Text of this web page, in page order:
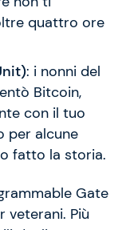
quattro ore
: i nonni del
Bitcoin,
con il tuo
per alcune
fatto la storia.
Gate
veterani. Più